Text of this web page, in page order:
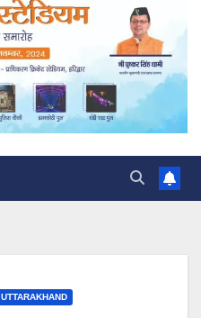
UTTARAKHAND